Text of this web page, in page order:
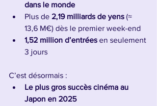
dans le monde
Plus de 2,19 milliards de yens (≈
13,6 M€) dès le premier week-end
1,52 million d’entrées en seulement
3 jours
C’est désormais :
Le plus gros succès cinéma au
Japon en 2025